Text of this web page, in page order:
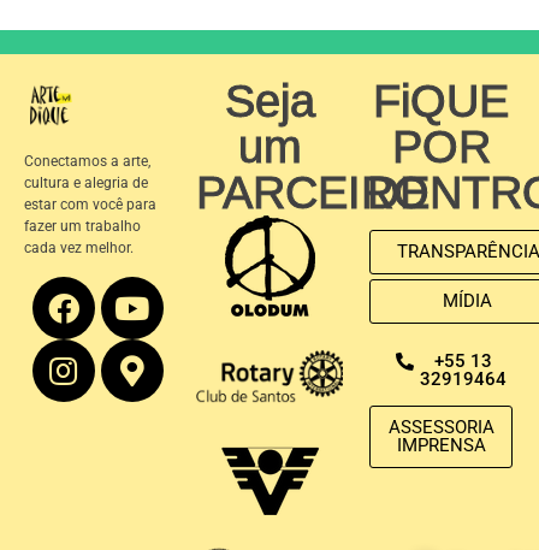
Conectamos a arte,
cultura e alegria de
estar com você para
fazer um trabalho
cada vez melhor.
Seja
um
PARCEIRO
FiQUE
POR
MÍDIA
+55 13
32919464
ASSESSORIA
IMPRENSA